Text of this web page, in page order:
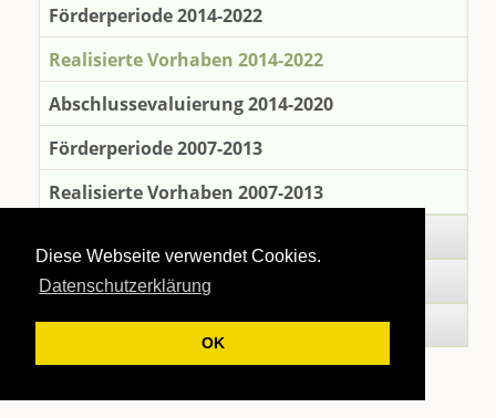
Diese Webseite verwendet Cookies.
Datenschutzerklärung
OK
Förderperiode 2014-2022
Realisierte Vorhaben 2014-2022
Abschlussevaluierung 2014-2020
Förderperiode 2007-2013
Realisierte Vorhaben 2007-2013
Region
Links